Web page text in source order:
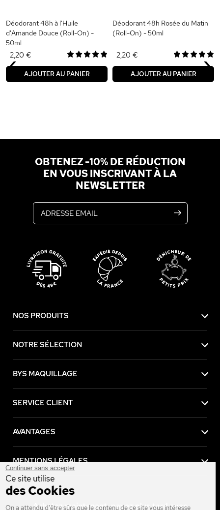
Déodorant 48h à l'Huile
d'Amande Douce (Roll-On) -
50ml
2,20 €
AJOUTER AU PANIER
Déodorant 48h Rosée du Matin
(Roll-On) - 50ml
2,20 €
AJOUTER AU PANIER
‹ ›
OBTENEZ -10% DE RÉDUCTION
EN VOUS INSCRIVANT À LA
NEWSLETTER
NOS PRODUITS
NOTRE SÉLECTION
BYS MAQUILLAGE
SERVICE CLIENT
AVANTAGES
MENTIONS LÉGALES
Achetez maintenant, payez plus tard avec
Continuer sans accepter
Ce site utilise
des Cookies
On a attendu d'être sûrs que le contenu de ce site vous intéresse